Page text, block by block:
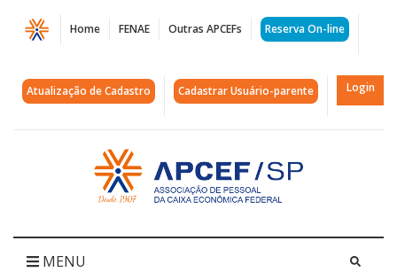
Página
Arquivos
wave
APCEF/SP
Home FENAE Outras APCEFs Reserva On-line
Atualização de Cadastro Cadastrar Usuário-parente Login
Acessar
página
inicial
MENU